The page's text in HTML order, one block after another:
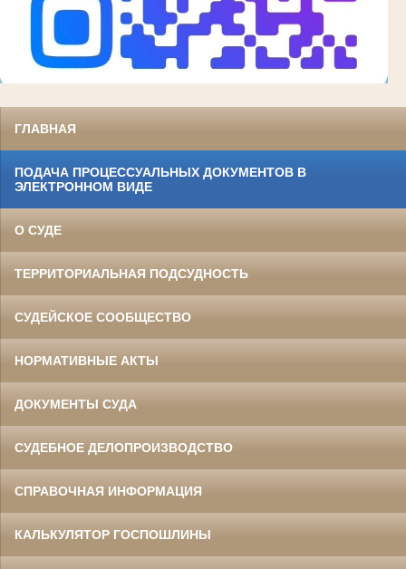
ГЛАВНАЯ
ПОДАЧА ПРОЦЕССУАЛЬНЫХ ДОКУМЕНТОВ В
ЭЛЕКТРОННОМ ВИДЕ
О СУДЕ
ТЕРРИТОРИАЛЬНАЯ ПОДСУДНОСТЬ
СУДЕЙСКОЕ СООБЩЕСТВО
НОРМАТИВНЫЕ АКТЫ
ДОКУМЕНТЫ СУДА
СУДЕБНОЕ ДЕЛОПРОИЗВОДСТВО
СПРАВОЧНАЯ ИНФОРМАЦИЯ
КАЛЬКУЛЯТОР ГОСПОШЛИНЫ